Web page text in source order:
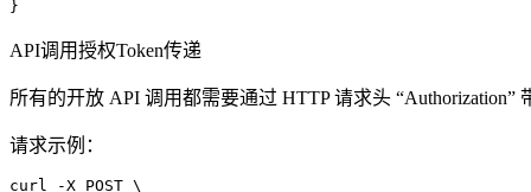
}
API调用授权Token传递
所有的开放 API 调用都需要通过 HTTP 请求头 “Authorization”
请求示例：
curl -X POST \